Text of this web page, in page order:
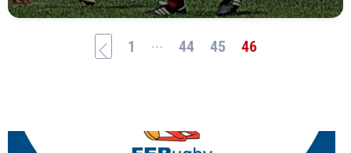
1 ... 44 45 46